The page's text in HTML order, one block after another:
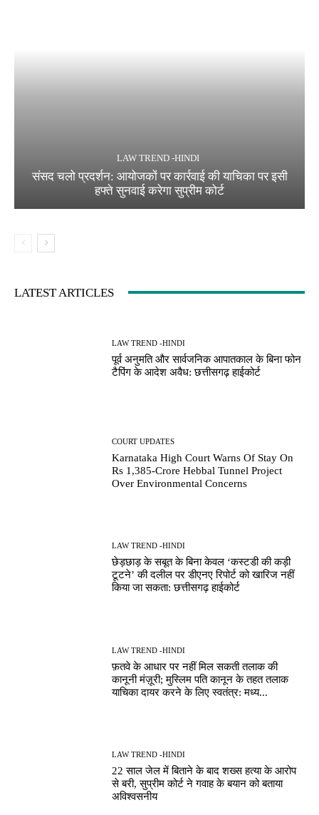
LAW TREND -HINDI
संसद चलो प्रदर्शन: आयोजकों पर कार्रवाई की याचिका पर इसी
हफ्ते सुनवाई करेगा सुप्रीम कोर्ट
LATEST ARTICLES
LAW TREND -HINDI
पूर्व अनुमति और सार्वजनिक आपातकाल के बिना फोन
टैपिंग के आदेश अवैध: छत्तीसगढ़ हाईकोर्ट
COURT UPDATES
Karnataka High Court Warns Of Stay On
Rs 1,385-Crore Hebbal Tunnel Project
Over Environmental Concerns
LAW TREND -HINDI
छेड़छाड़ के सबूत के बिना केवल ‘कस्टडी की कड़ी
टूटने’ की दलील पर डीएनए रिपोर्ट को खारिज नहीं
किया जा सकता: छत्तीसगढ़ हाईकोर्ट
LAW TREND -HINDI
फ़तवे के आधार पर नहीं मिल सकती तलाक की
कानूनी मंज़ूरी; मुस्लिम पति कानून के तहत तलाक
याचिका दायर करने के लिए स्वतंत्र: मध्य...
LAW TREND -HINDI
22 साल जेल में बिताने के बाद शख्स हत्या के आरोप
से बरी, सुप्रीम कोर्ट ने गवाह के बयान को बताया
अविश्वसनीय